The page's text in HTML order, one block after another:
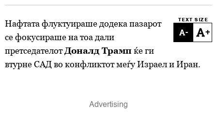
TEXT SIZE
- +
Нафтата флуктуираше додека пазарот
се фокусираше на тоа дали
претседателотДоналд Трамп ќе ги
втурне САД во конфликтот меѓу Израел и Иран.